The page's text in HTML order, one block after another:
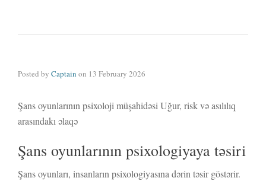
Posted by Captain on 13 February 2026
Şans oyunlarının psixoloji müşahidəsi Uğur, risk və asılılıq
arasındakı əlaqə
Şans oyunlarının psixologiyaya təsiri
Şans oyunları, insanların psixologiyasına dərin təsir göstərir.